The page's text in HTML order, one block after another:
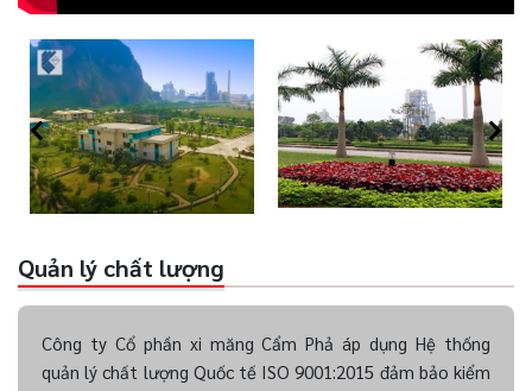
Quản lý chất lượng
Công ty Cổ phần xi măng Cẩm Phả áp dụng Hệ thống
quản lý chất lượng Quốc tế ISO 9001:2015 đảm bảo kiểm